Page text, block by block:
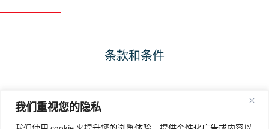
我们重视您的隐私
条款和条件